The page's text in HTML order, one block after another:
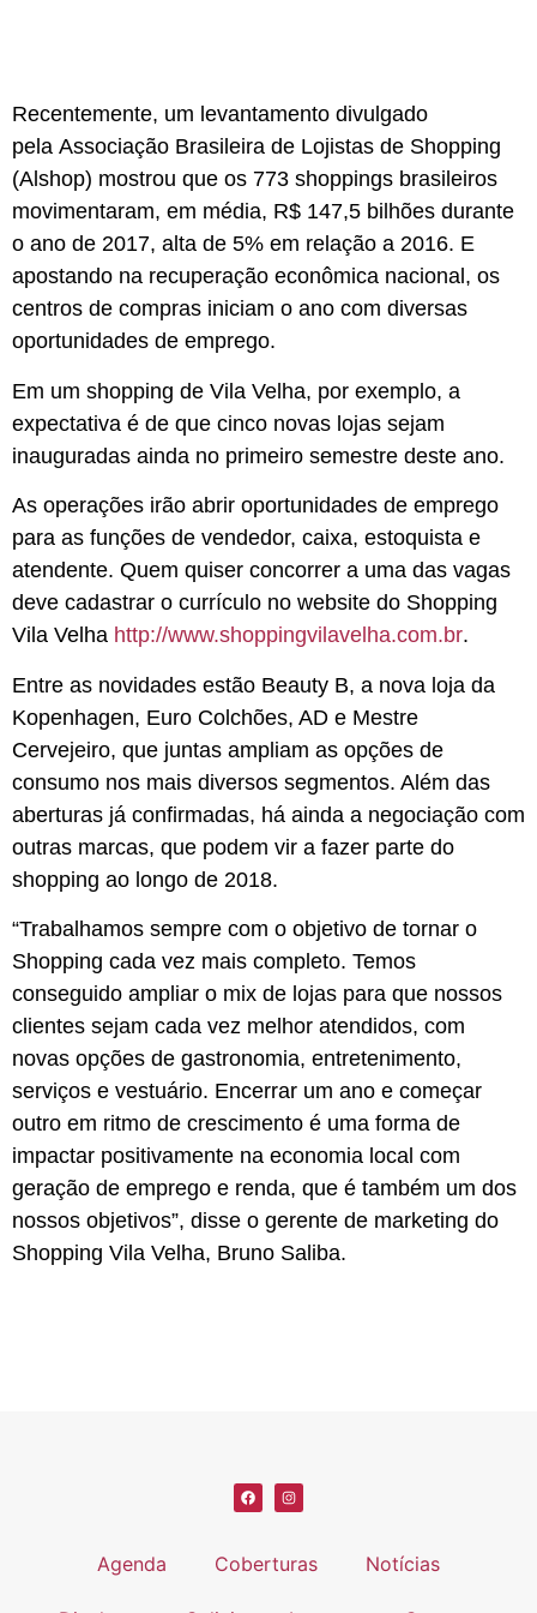
Recentemente, um levantamento divulgado
pela Associação Brasileira de Lojistas de Shopping
(Alshop) mostrou que os 773 shoppings brasileiros
movimentaram, em média, R$ 147,5 bilhões durante
o ano de 2017, alta de 5% em relação a 2016. E
apostando na recuperação econômica nacional, os
centros de compras iniciam o ano com diversas
oportunidades de emprego.
Em um shopping de Vila Velha, por exemplo, a
expectativa é de que cinco novas lojas sejam
inauguradas ainda no primeiro semestre deste ano.
As operações irão abrir oportunidades de emprego
para as funções de vendedor, caixa, estoquista e
atendente. Quem quiser concorrer a uma das vagas
deve cadastrar o currículo no website do Shopping
Vila Velha http://www.shoppingvilavelha.com.br.
Entre as novidades estão Beauty B, a nova loja da
Kopenhagen, Euro Colchões, AD e Mestre
Cervejeiro, que juntas ampliam as opções de
consumo nos mais diversos segmentos. Além das
aberturas já confirmadas, há ainda a negociação com
outras marcas, que podem vir a fazer parte do
shopping ao longo de 2018.
“Trabalhamos sempre com o objetivo de tornar o
Shopping cada vez mais completo. Temos
conseguido ampliar o mix de lojas para que nossos
clientes sejam cada vez melhor atendidos, com
novas opções de gastronomia, entretenimento,
serviços e vestuário. Encerrar um ano e começar
outro em ritmo de crescimento é uma forma de
impactar positivamente na economia local com
geração de emprego e renda, que é também um dos
nossos objetivos”, disse o gerente de marketing do
Shopping Vila Velha, Bruno Saliba.
Agenda Coberturas Notícias